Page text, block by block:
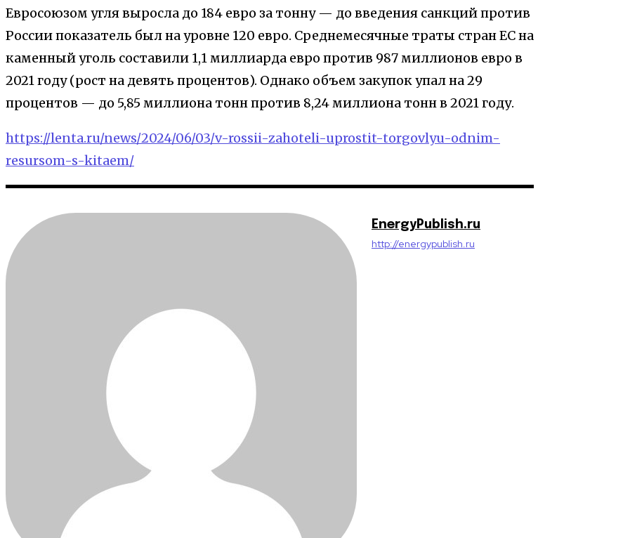
Евросоюзом угля выросла до 184 евро за тонну — до введения санкций против
России показатель был на уровне 120 евро. Среднемесячные траты стран ЕС на
каменный уголь составили 1,1 миллиарда евро против 987 миллионов евро в
2021 году (рост на девять процентов). Однако объем закупок упал на 29
процентов — до 5,85 миллиона тонн против 8,24 миллиона тонн в 2021 году.
https://lenta.ru/news/2024/06/03/v-rossii-zahoteli-uprostit-torgovlyu-odnim-
resursom-s-kitaem/
EnergyPublish.ru
http://energypublish.ru